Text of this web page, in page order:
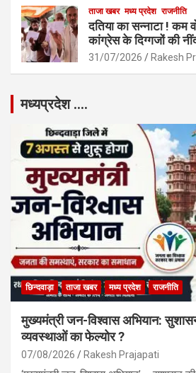
ताजा खबर मध्य प्रदेश राजनीति
दतिया का सन्नाटा ! कम
कांग्रेस के दिग्गजों की
31/07/2026 Rakesh
मध्यप्रदेश ….
छिन्दवाड़ा ताजा खबर मध्य प्रदेश राजनीति
मुख्यमंत्री जन-विश्वास अभियान:
व्यवस्थाओं का फेल्योर ?
07/08/2026 Rakesh Prajapati